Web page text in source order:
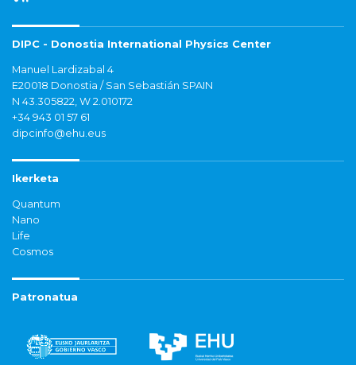
DIPC - Donostia International Physics Center
Manuel Lardizabal 4
E20018 Donostia / San Sebastián SPAIN
N 43.305822, W 2.010172
+34 943 01 57 61
dipcinfo@ehu.eus
Ikerketa
Quantum
Nano
Life
Cosmos
Patronatua